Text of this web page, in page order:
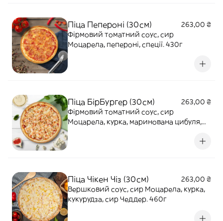
Піца Пепероні (30см)
263,00 ₴
Фірмовий томатний соус, сир
Моцарела, пепероні, спеції. 430г
Піца БірБургер (30см)
263,00 ₴
Фірмовий томатний соус, сир
Моцарела, курка, маринована цибуля,
Піца Чікен Чіз (30см)
263,00 ₴
Вершковий соус, сир Моцарела, курка,
кукурудза, сир Чеддер. 460г